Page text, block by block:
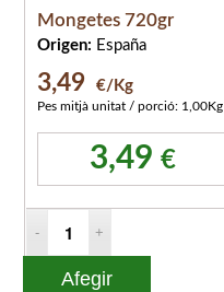
Mongetes 720gr
Origen: España
3,49 €/Kg
Pes mitjà unitat / porció: 1,00Kg
3,49 €
Afegir